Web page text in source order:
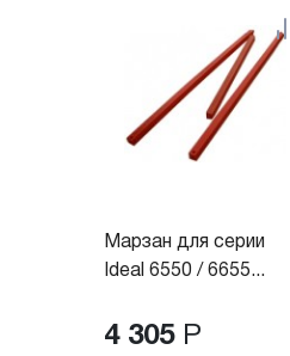
Марзан для серии
Ideal 6550 / 6655...
4 305 Р